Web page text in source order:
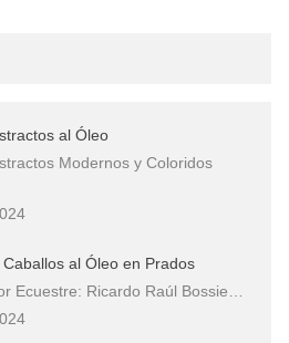
al Óleo
Modernos y Coloridos
al Óleo en Prados
Ecuestre: Ricardo Raúl Bossie…